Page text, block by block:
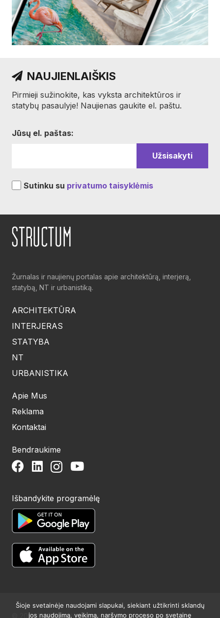
NAUJIENLAIŠKIS
Pirmieji sužinokite, kas vyksta architektūros ir
statybų pasaulyje! Naujienas gaukite el. paštu.
Jūsų el. paštas:
Sutinku su privatumo taisyklėmis
Žurnalas ir naujienų portalas apie architektūrą, interjerą,
statybą, NT ir urbanistiką.
ARCHITEKTŪRA
INTERJERAS
STATYBA
NT
URBANISTIKA
Apie Mus
Reklama
Kontaktai
Bendraukime
Išbandykite programėlę
© 2024 UAB Structum projektai. Visos teisės saugomos.
Šioje svetainėje naudojami slapukai, siekiant užtikrinti sklandų
jos naudojimą, veikimą, naršymo proceso po svetainę